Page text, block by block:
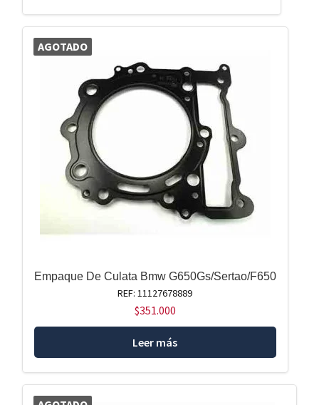
AGOTADO
Empaque De Culata Bmw G650Gs/Sertao/F650
REF: 11127678889
$351.000
Leer más